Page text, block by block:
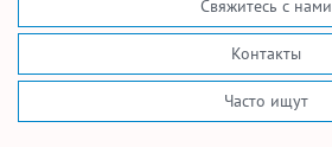
Свяжитесь с нами
Контакты
Часто ищут